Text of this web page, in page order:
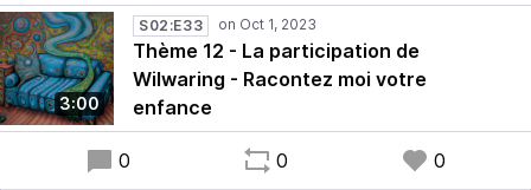
3:00
S02:E33
Thème 12 - La participation de
Wilwaring - Racontez moi votre
enfance
0 0 0